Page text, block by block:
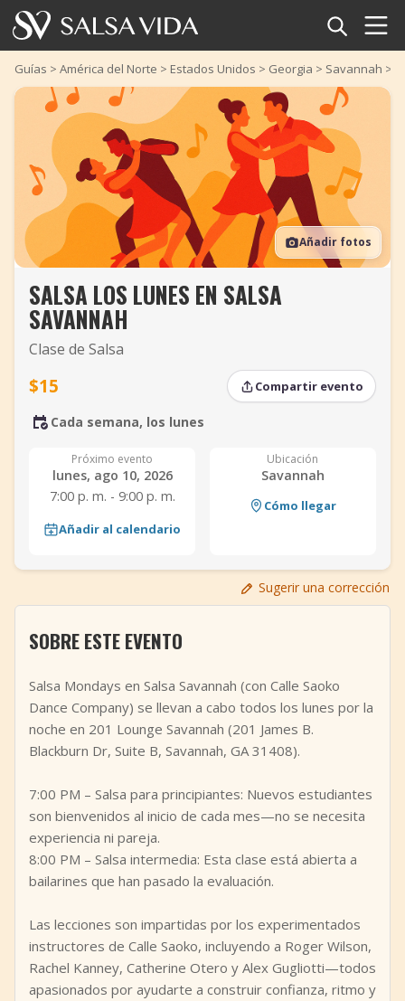
Inicio
Eventos
Noticias
Artículos
Videos
Glosario
TuneTempo
Añadir evento
Guías > América del Norte > Estados Unidos > Georgia > Savannah >
Añadir fotos
SALSA LOS LUNES EN SALSA
SAVANNAH
Clase de Salsa
$15 Compartir evento
Cada semana, los lunes
Próximo evento
lunes, ago 10, 2026
7:00 p. m. - 9:00 p. m.
Añadir al calendario
Ubicación
Savannah
Cómo llegar
Sugerir una corrección
SOBRE ESTE EVENTO
Salsa Mondays en Salsa Savannah (con Calle Saoko
Dance Company) se llevan a cabo todos los lunes por la
noche en 201 Lounge Savannah (201 James B.
Blackburn Dr, Suite B, Savannah, GA 31408).
7:00 PM – Salsa para principiantes: Nuevos estudiantes
son bienvenidos al inicio de cada mes—no se necesita
experiencia ni pareja.
8:00 PM – Salsa intermedia: Esta clase está abierta a
bailarines que han pasado la evaluación.
Las lecciones son impartidas por los experimentados
instructores de Calle Saoko, incluyendo a Roger Wilson,
Rachel Kanney, Catherine Otero y Alex Gugliotti—todos
apasionados por ayudarte a construir confianza, ritmo y